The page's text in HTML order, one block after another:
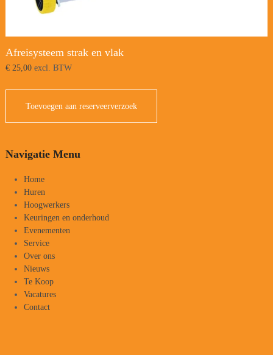
Afreisysteem strak en vlak
€25,00excl. BTW
Toevoegen aan reserveerverzoek
Navigatie Menu
Home
Huren
Hoogwerkers
Keuringen en onderhoud
Evenementen
Service
Over ons
Nieuws
Te Koop
Vacatures
Contact